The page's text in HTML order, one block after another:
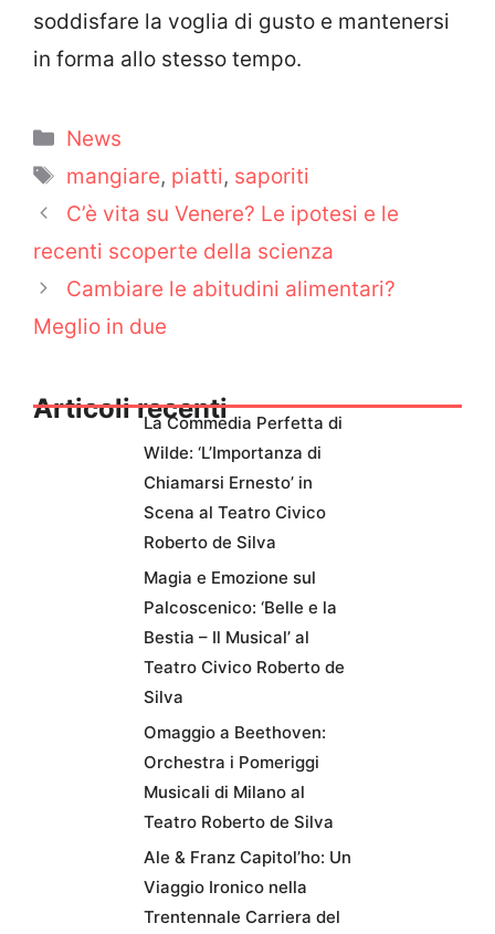
soddisfare la voglia di gusto e mantenersi
in forma allo stesso tempo.
Categorie
News
Tag
mangiare, piatti, saporiti
C’è vita su Venere? Le ipotesi e le
recenti scoperte della scienza
Cambiare le abitudini alimentari?
Meglio in due
Articoli recentiLa Commedia Perfetta di
Wilde: ‘L’Importanza di
Chiamarsi Ernesto’ in
Scena al Teatro Civico
Roberto de Silva
Magia e Emozione sul
Palcoscenico: ‘Belle e la
Bestia – Il Musical’ al
Teatro Civico Roberto de
Silva
Omaggio a Beethoven:
Orchestra i Pomeriggi
Musicali di Milano al
Teatro Roberto de Silva
Ale & Franz Capitol’ho: Un
Viaggio Ironico nella
Trentennale Carriera del